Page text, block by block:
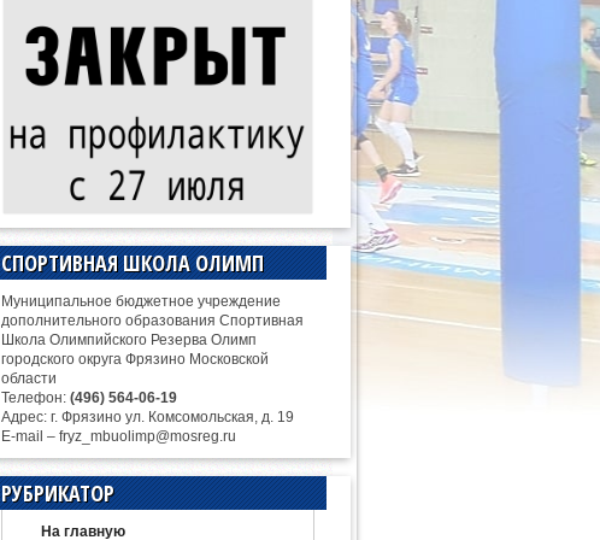
СПОРТИВНАЯ ШКОЛА ОЛИМП
Муниципальное бюджетное учреждение
дополнительного образования Спортивная
Школа Олимпийского Резерва Олимп
городского округа Фрязино Московской
области
Телефон: (496) 564-06-19
Адрес: г. Фрязино ул. Комсомольская, д. 19
E-mail – fryz_mbuolimp@mosreg.ru
РУБРИКАТОР
На главную